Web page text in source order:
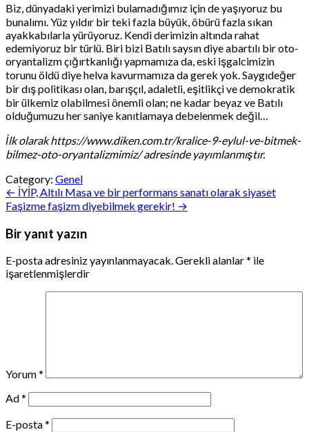
Biz, dünyadaki yerimizi bulamadığımız için de yaşıyoruz bu
bunalımı. Yüz yıldır bir teki fazla büyük, öbürü fazla sıkan
ayakkabılarla yürüyoruz. Kendi derimizin altında rahat
edemiyoruz bir türlü. Biri bizi Batılı saysın diye abartılı bir oto-
oryantalizm çığırtkanlığı yapmamıza da, eski işgalcimizin
torunu öldü diye helva kavurmamıza da gerek yok. Saygıdeğer
bir dış politikası olan, barışçıl, adaletli, eşitlikçi ve demokratik
bir ülkemiz olabilmesi önemli olan; ne kadar beyaz ve Batılı
olduğumuzu her saniye kanıtlamaya debelenmek değil…
İlk olarak https://www.diken.com.tr/kralice-9-eylul-ve-bitmek-
bilmez-oto-oryantalizmimiz/ adresinde yayımlanmıştır.
Category: Genel
Yazı
gezinmesi
← İYİP, Altılı Masa ve bir performans sanatı olarak siyaset
Faşizme faşizm diyebilmek gerekir! →
Bir yanıt yazın
E-posta adresiniz yayınlanmayacak.Gerekli alanlar* ile
işaretlenmişlerdir
Yorum*
Ad*
E-posta*